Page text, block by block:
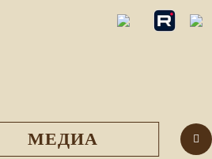
МЕДИА